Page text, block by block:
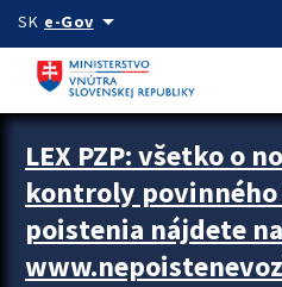
Preskocit na hlavný obsah
SK e-Govarrow_drop_down
Zastavit automatický posun upútavok
LEX PZP: všetko o
kontroly
poistenia nájdete na